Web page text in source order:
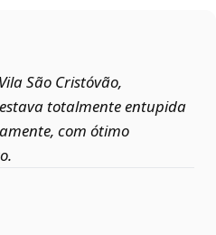
São Cristóvão,
totalmente entupida
com ótimo